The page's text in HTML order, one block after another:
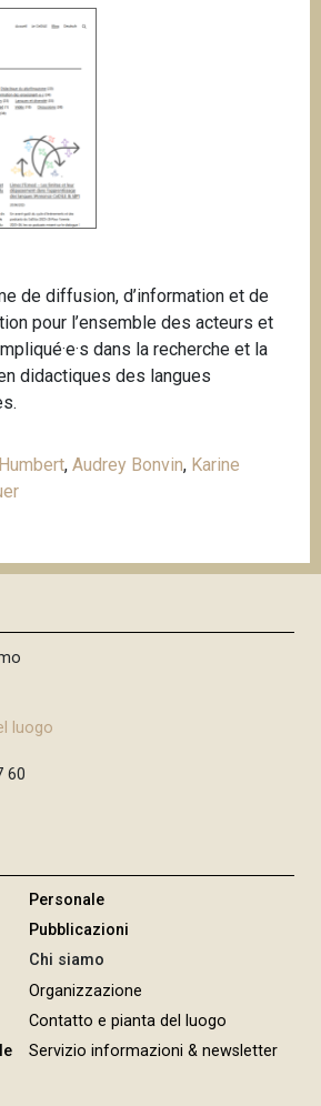
de diffusion, d’information et de
pour l’ensemble des acteurs et
dans la recherche et la
didactiques des langues
,Audrey Bonvin, Karine
luogo
60
Personale
Pubblicazioni
Chi siamo
Organizzazione
Contatto e pianta del luogo
Servizio informazioni & newsletter